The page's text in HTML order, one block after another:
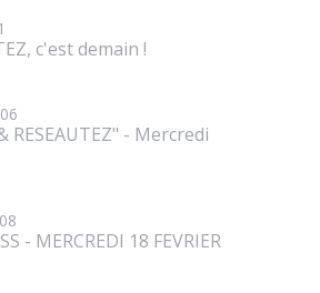
c'est demain !
RESEAUTEZ" - Mercredi
- MERCREDI 18 FEVRIER